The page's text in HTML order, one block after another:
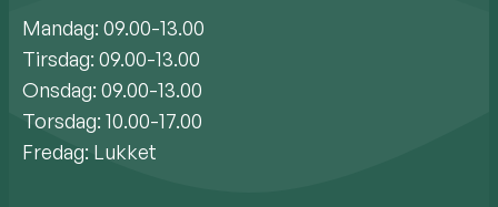
Mandag: 09.00-13.00
Tirsdag: 09.00-13.00
Onsdag: 09.00-13.00
Torsdag: 10.00-17.00
Fredag: Lukket